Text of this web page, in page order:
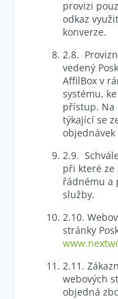
provizi
odkaz
konverze.
2.8.
vedený
AffilBox v
systému,
přístup. Na
týkající se
2.9.
při které ze
řádnému a
služby.
2.10.
stránky
2.11.
webových
objedná